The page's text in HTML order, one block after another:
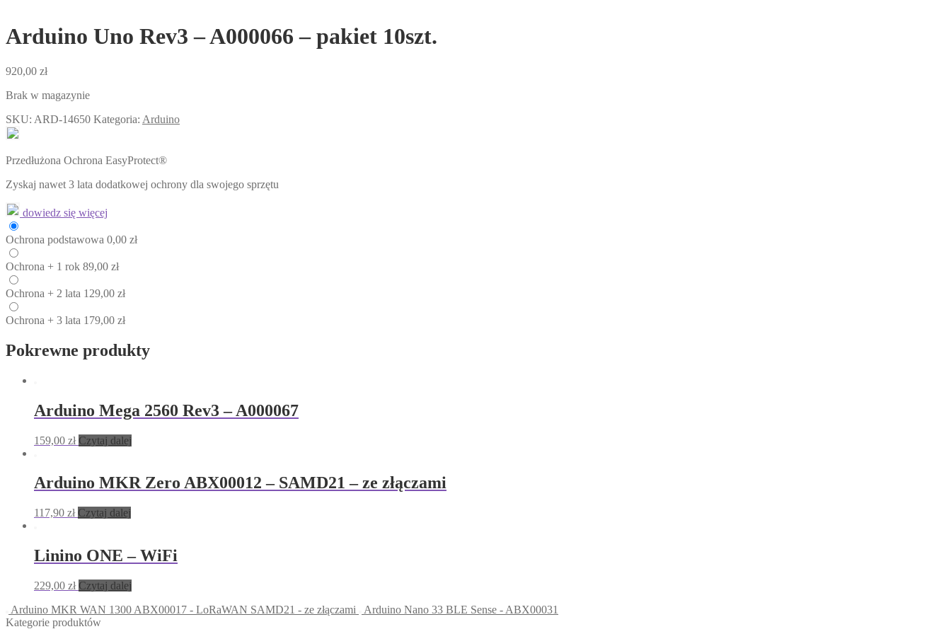
Arduino Uno Rev3 – A000066 – pakiet 10szt.
920,00 zł
Brak w magazynie
SKU: ARD-14650 Kategoria: Arduino
Przedłużona Ochrona EasyProtect®
Zyskaj nawet 3 lata dodatkowej ochrony dla swojego sprzętu
dowiedz się więcej
Ochrona podstawowa 0,00 zł
Ochrona + 1 rok 89,00 zł
Ochrona + 2 lata 129,00 zł
Ochrona + 3 lata 179,00 zł
Pokrewne produkty
Arduino Mega 2560 Rev3 – A000067
159,00 zł Czytaj dalej
Arduino MKR Zero ABX00012 – SAMD21 – ze złączami
117,90 zł Czytaj dalej
Linino ONE – WiFi
229,00 zł Czytaj dalej
Arduino MKR WAN 1300 ABX00017 - LoRaWAN SAMD21 - ze złączami
Arduino Nano 33 BLE Sense - ABX00031
Kategorie produktów